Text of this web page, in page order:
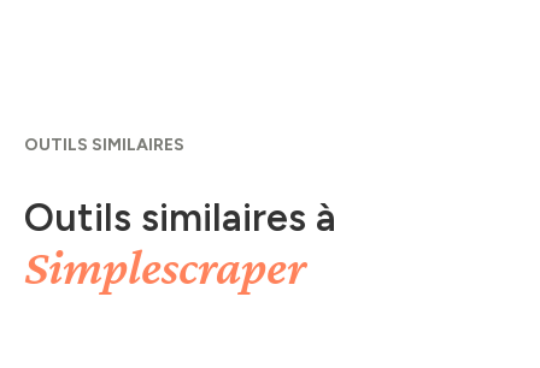
OUTILS SIMILAIRES
Outils similaires à
Simplescraper